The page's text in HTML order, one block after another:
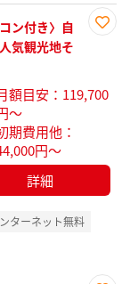
録
ン付き〉自
気観光地そ
額目安：119,700
～
期費用他：
円～
詳細
ターネット無料